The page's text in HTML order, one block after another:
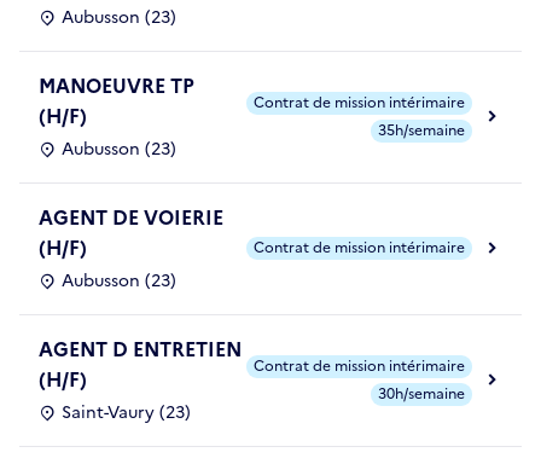
Aubusson (23)
MANOEUVRE TP
(H/F)
Aubusson (23)
Contrat de mission intérimaire
35h/semaine
AGENT DE VOIERIE
(H/F)
Aubusson (23)
Contrat de mission intérimaire
AGENT D ENTRETIEN
(H/F)
Saint-Vaury (23)
Contrat de mission intérimaire
30h/semaine